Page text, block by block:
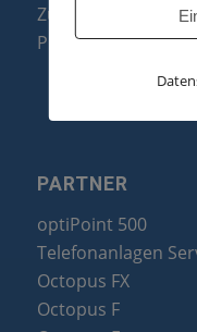
Zubehör &
PARTNER
optiPoint 500
Telefonanlagen
Octopus FX
Octopus F